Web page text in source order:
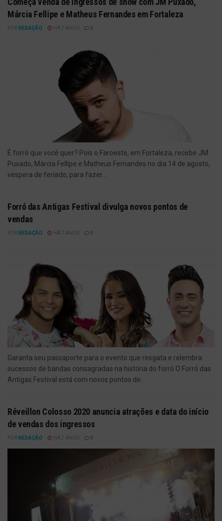
Márcia Fellipe e Matheus Fernandes em Fortaleza
POR REDAÇÃO HÁ 7 ANOS
É forró que você quer? Pois o Faroeste, em Fortaleza, recebe JM
Puxado, Márcia Fellipe e Matheus Fernandes no dia 14 de agosto,
véspera de feriado, para fazer...
Forró das Antigas Festival divulga novos pontos de
vendas
POR REDAÇÃO HÁ 7 ANOS
Garanta seu passaporte para o evento que resgata e relembra
sucessos de bandas consagradas na história do forró O Forró das
Antigas Festival está com novos pontos de...
Réveillon Colosso 2020 anuncia atrações e data do início
de vendas dos ingressos
POR REDAÇÃO HÁ 7 ANOS